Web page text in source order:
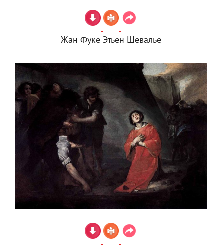
Жан Фуке Этьен Шевалье